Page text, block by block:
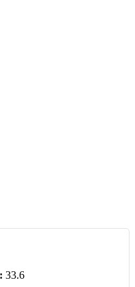
33.6